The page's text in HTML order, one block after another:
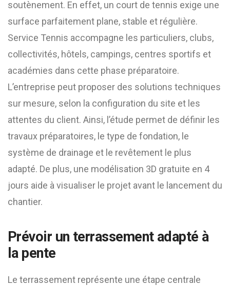
soutènement. En effet, un court de tennis exige une
surface parfaitement plane, stable et régulière.
Service Tennis accompagne les particuliers, clubs,
collectivités, hôtels, campings, centres sportifs et
académies dans cette phase préparatoire.
L’entreprise peut proposer des solutions techniques
sur mesure, selon la configuration du site et les
attentes du client. Ainsi, l’étude permet de définir les
travaux préparatoires, le type de fondation, le
système de drainage et le revêtement le plus
adapté. De plus, une modélisation 3D gratuite en 4
jours aide à visualiser le projet avant le lancement du
chantier.
Prévoir un terrassement adapté à
la pente
Le terrassement représente une étape centrale